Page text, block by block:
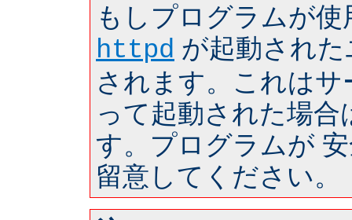
もしプログラムが
httpd が起動され
されます。これは
って起動された場合
す。プログラムが
留意してください。